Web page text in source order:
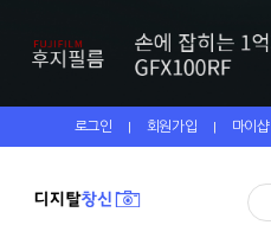
로그인 | 회원가입 | 마이샵